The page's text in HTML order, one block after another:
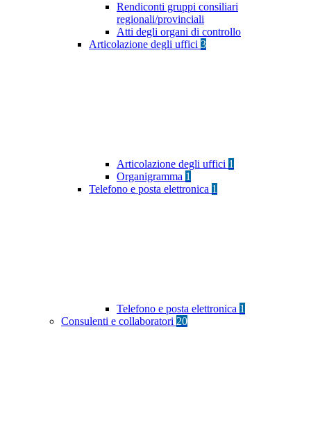
Rendiconti gruppi consiliari
regionali/provinciali
Atti degli organi di controllo
Articolazione degli uffici 3
Articolazione degli uffici 1
Organigramma 1
Telefono e posta elettronica 1
Telefono e posta elettronica 1
Consulenti e collaboratori 20